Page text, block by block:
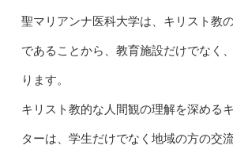
聖マリアンナ医科大学は、キリスト教
であることから、教育施設だけでなく
ります。
キリスト教的な人間観の理解を深める
ターは、学生だけでなく地域の方の交